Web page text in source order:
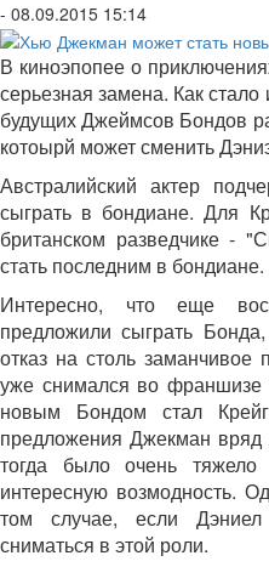
- 08.09.2015 15:14
В киноэпопее о
серьезная замена. Как стало
будущих Джеймсов Бондов
котоырй может сменить
Австралийский актер
сыграть в бондиане. Для
британском разведчике -
стать последним в бондиане.
Интересно, что еще
предложили сыграть
отказ на столь заманчивое
уже снимался во
новым Бондом стал
предложения Джекман вряд
тогда было очень тяжело
интересную возмодность.
том случае, если
сниматься в этой роли.